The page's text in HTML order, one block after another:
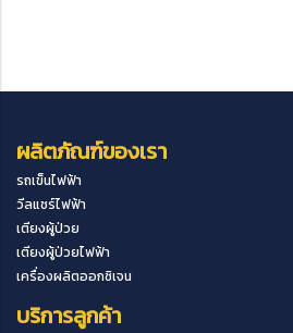
ผลิตภัณฑ์ของเรา
รถเข็นไฟฟ้า
วีลแชร์ไฟฟ้า
เตียงผู้ป่วย
เตียงผู้ป่วยไฟฟ้า
เครื่องผลิตออกซิเจน
บริการลูกค้า